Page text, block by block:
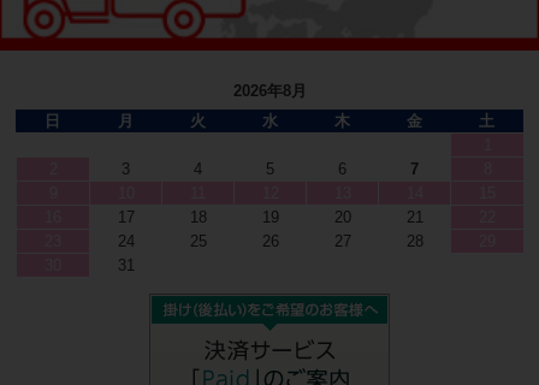
2026年8月
日
月 火 水 木 金
土
3 4 5 6 7
17 18 19 20 21
24 25 26 27 28
31